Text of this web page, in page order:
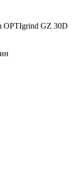
OPTIgrind GZ 30D